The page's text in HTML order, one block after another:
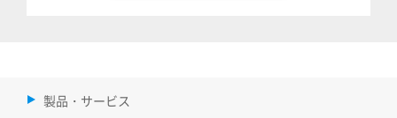
製品・サービス